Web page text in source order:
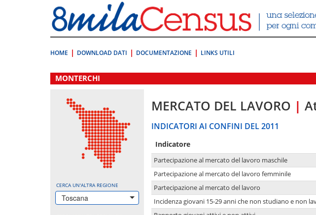
direttamente
a:
Contenuto
HOME DOWNLOAD DATI DOCUMENTAZIONE LINKS UTILI
.
MONTERCHI
CERCA UN'ALTRA REGIONE
Toscana
MERCATO DEL LAVORO |
INDICATORI AI CONFINI DEL 2011
Indicatore
Partecipazione al mercato del lavoro maschile
Partecipazione al mercato del lavoro femminile
Partecipazione al mercato del lavoro
Incidenza giovani 15-29 anni che non studiano e non